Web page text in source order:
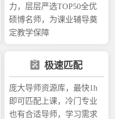
力，层层严选TOP50全优
硕博名师，为课业辅导奠
定教学保障
极速匹配
庞大导师资源库，最快1h
即可匹配上课，冷门专业
也有合适导师，学习需求